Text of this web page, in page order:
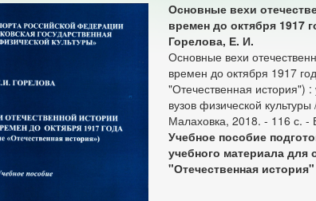
Основные вехи
времен до октября 1917
Горелова, Е. И.
Основные вехи
времен до октября 1917
"Отечественная история")
вузов физической
Малаховка, 2018. - 116 с. -
Учебное пособие
учебного материала
"Отечественная